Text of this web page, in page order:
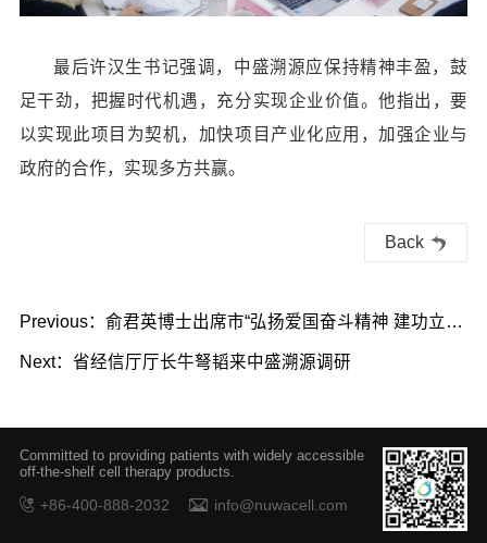
最后许汉生书记强调，中盛溯源应保持精神丰盈，鼓
足干劲，把握时代机遇，充分实现企业价值。他指出，要
以实现此项目为契机，加快项目产业化应用，加强企业与
政府的合作，实现多方共赢。
Back
Previous：俞君英博士出席市“弘扬爱国奋斗精神 建功立业
新时代”专题活动
Next：省经信厅厅长牛弩韬来中盛溯源调研
Committed to providing patients with widely accessible
off-the-shelf cell therapy products.
+86-400-888-2032 info@nuwacell.com